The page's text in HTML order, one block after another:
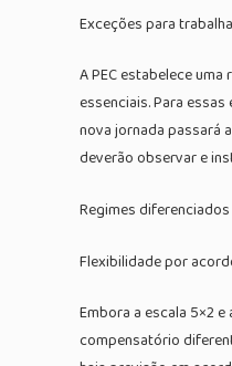
Exceções para
A PEC estabelece
essenciais. Para
nova jornada passará
deverão observar e
Regimes
Flexibilidade por
Embora a escala 5×2
compensatório